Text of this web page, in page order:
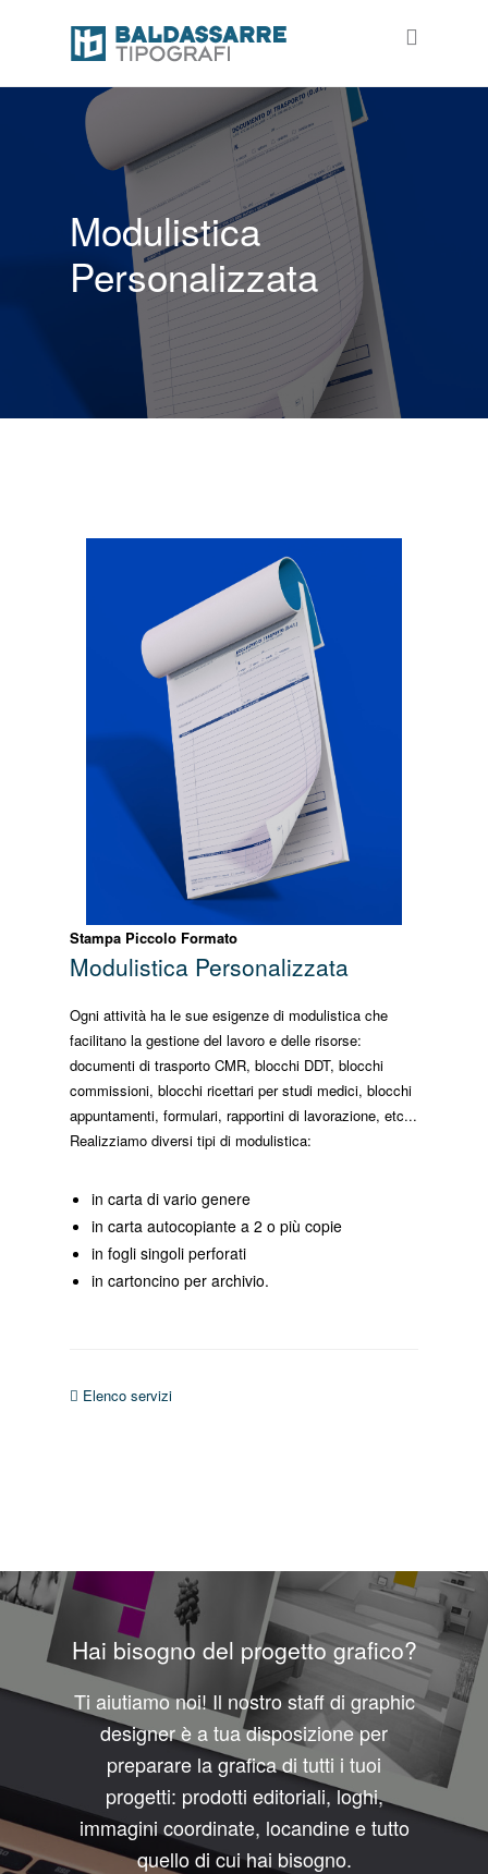
Modulistica
Personalizzata
Stampa Piccolo Formato
Modulistica Personalizzata
Ogni attività ha le sue esigenze di modulistica che
facilitano la gestione del lavoro e delle risorse:
documenti di trasporto CMR, blocchi DDT, blocchi
commissioni, blocchi ricettari per studi medici, blocchi
appuntamenti, formulari, rapportini di lavorazione, etc...
Realizziamo diversi tipi di modulistica:
in carta di vario genere
in carta autocopiante a 2 o più copie
in fogli singoli perforati
in cartoncino per archivio.
Elenco servizi
Hai bisogno del progetto grafico?
Ti aiutiamo noi! Il nostro staff di graphic
designer è a tua disposizione per
preparare la grafica di tutti i tuoi
progetti: prodotti editoriali, loghi,
immagini coordinate, locandine e tutto
quello di cui hai bisogno.